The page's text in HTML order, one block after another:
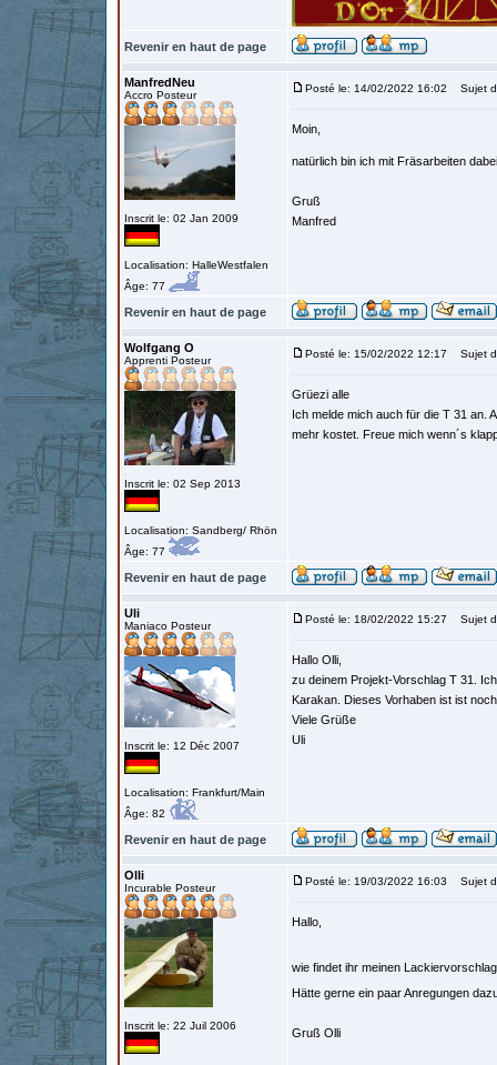
Revenir en haut de page
ManfredNeu
Accro Posteur
Inscrit le: 02 Jan 2009
Localisation: HalleWestfalen
Âge: 77
Posté le: 14/02/2022 16:02 Sujet
Moin,
natürlich bin ich mit Fräsarbeiten
Gruß
Manfred
Revenir en haut de page
Wolfgang O
Apprenti Posteur
Inscrit le: 02 Sep 2013
Localisation: Sandberg/ Rhön
Âge: 77
Posté le: 15/02/2022 12:17 Sujet
Grüezi alle
Ich melde mich auch für die T 31 an.
mehr kostet. Freue mich wenn´s
Revenir en haut de page
Uli
Maniaco Posteur
Inscrit le: 12 Déc 2007
Localisation: Frankfurt/Main
Âge: 82
Posté le: 18/02/2022 15:27 Sujet
Hallo Olli,
zu deinem Projekt-Vorschlag T 31.
Karakan. Dieses Vorhaben ist ist
Viele Grüße
Uli
Revenir en haut de page
Olli
Incurable Posteur
Inscrit le: 22 Juil 2006
Posté le: 19/03/2022 16:03 Sujet
Hallo,
wie findet ihr meinen
Hätte gerne ein paar Anregungen
Gruß Olli